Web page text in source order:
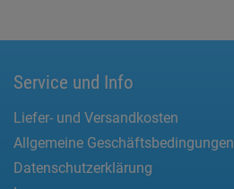
Service und Info
Liefer- und Versandkosten
Allgemeine Geschäftsbedingungen
Datenschutzerklärung